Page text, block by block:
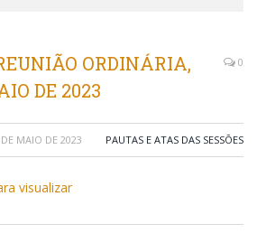
ORDINÁRIA,
DE 2023
0
MAIO DE 2023 PAUTAS E ATAS DAS SESSÕES
visualizar